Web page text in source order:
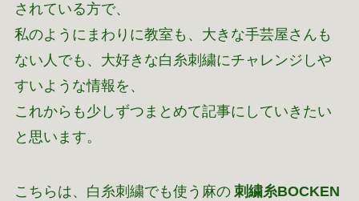
されている方で、
私のようにまわりに教室も、大きな手芸屋さんも
ない人でも、大好きな白糸刺繍にチャレンジしや
すいような情報を、
これからも少しずつまとめて記事にしていきたい
と思います。
こちらは、白糸刺繍でも使う麻の 刺繍糸BOCKEN